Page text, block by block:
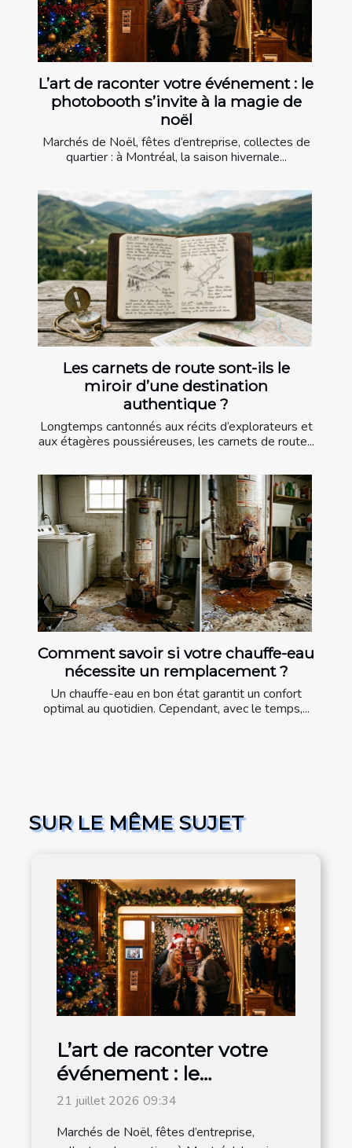
L’art de raconter votre événement : le
photobooth s’invite à la magie de
noël
Marchés de Noël, fêtes d’entreprise, collectes de
quartier : à Montréal, la saison hivernale...
Les carnets de route sont-ils le
miroir d’une destination
authentique ?
Longtemps cantonnés aux récits d’explorateurs et
aux étagères poussiéreuses, les carnets de route...
Comment savoir si votre chauffe-eau
nécessite un remplacement ?
Un chauffe-eau en bon état garantit un confort
optimal au quotidien. Cependant, avec le temps,...
SUR LE MÊME SUJET
L’art de raconter votre
événement : le
photobooth s’invite à la
magie de noël
21 juillet 2026 09:34
Marchés de Noël, fêtes d’entreprise,